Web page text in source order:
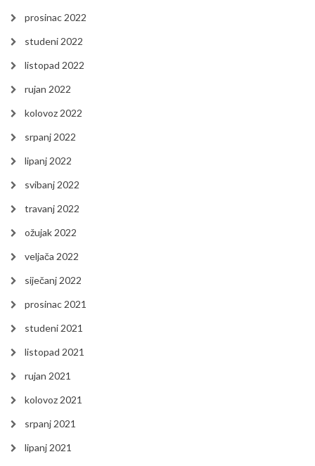
prosinac 2022
studeni 2022
listopad 2022
rujan 2022
kolovoz 2022
srpanj 2022
lipanj 2022
svibanj 2022
travanj 2022
ožujak 2022
veljača 2022
siječanj 2022
prosinac 2021
studeni 2021
listopad 2021
rujan 2021
kolovoz 2021
srpanj 2021
lipanj 2021